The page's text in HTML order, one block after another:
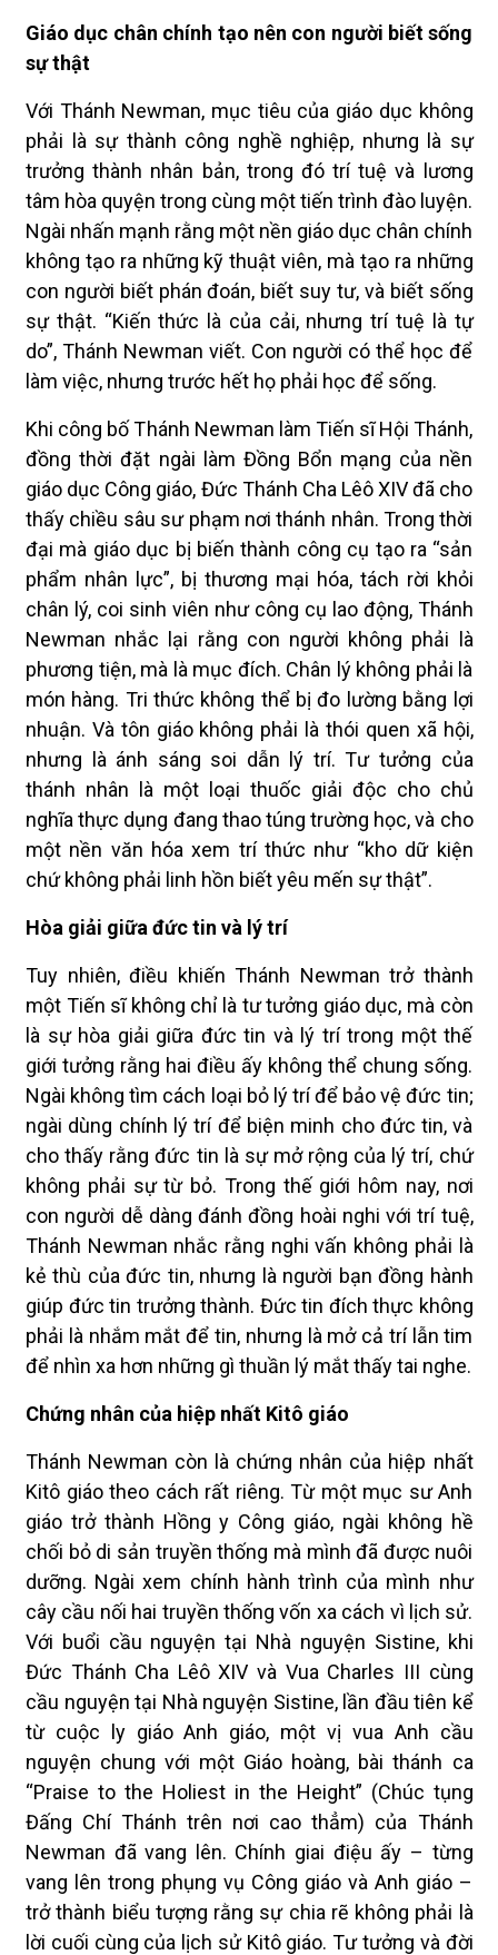
Giáo dục chân chính tạo nên con người biết sống
sự thật
Với Thánh Newman, mục tiêu của giáo dục không
phải là sự thành công nghề nghiệp, nhưng là sự
trưởng thành nhân bản, trong đó trí tuệ và lương
tâm hòa quyện trong cùng một tiến trình đào luyện.
Ngài nhấn mạnh rằng một nền giáo dục chân chính
không tạo ra những kỹ thuật viên, mà tạo ra những
con người biết phán đoán, biết suy tư, và biết sống
sự thật. “Kiến thức là của cải, nhưng trí tuệ là tự
do”, Thánh Newman viết. Con người có thể học để
làm việc, nhưng trước hết họ phải học để sống.
Khi công bố Thánh Newman làm Tiến sĩ Hội Thánh,
đồng thời đặt ngài làm Đồng Bổn mạng của nền
giáo dục Công giáo, Đức Thánh Cha Lêô XIV đã cho
thấy chiều sâu sư phạm nơi thánh nhân. Trong thời
đại mà giáo dục bị biến thành công cụ tạo ra “sản
phẩm nhân lực”, bị thương mại hóa, tách rời khỏi
chân lý, coi sinh viên như công cụ lao động, Thánh
Newman nhắc lại rằng con người không phải là
phương tiện, mà là mục đích. Chân lý không phải là
món hàng. Tri thức không thể bị đo lường bằng lợi
nhuận. Và tôn giáo không phải là thói quen xã hội,
nhưng là ánh sáng soi dẫn lý trí. Tư tưởng của
thánh nhân là một loại thuốc giải độc cho chủ
nghĩa thực dụng đang thao túng trường học, và cho
một nền văn hóa xem trí thức như “kho dữ kiện
chứ không phải linh hồn biết yêu mến sự thật”.
Hòa giải giữa đức tin và lý trí
Tuy nhiên, điều khiến Thánh Newman trở thành
một Tiến sĩ không chỉ là tư tưởng giáo dục, mà còn
là sự hòa giải giữa đức tin và lý trí trong một thế
giới tưởng rằng hai điều ấy không thể chung sống.
Ngài không tìm cách loại bỏ lý trí để bảo vệ đức tin;
ngài dùng chính lý trí để biện minh cho đức tin, và
cho thấy rằng đức tin là sự mở rộng của lý trí, chứ
không phải sự từ bỏ. Trong thế giới hôm nay, nơi
con người dễ dàng đánh đồng hoài nghi với trí tuệ,
Thánh Newman nhắc rằng nghi vấn không phải là
kẻ thù của đức tin, nhưng là người bạn đồng hành
giúp đức tin trưởng thành. Đức tin đích thực không
phải là nhắm mắt để tin, nhưng là mở cả trí lẫn tim
để nhìn xa hơn những gì thuần lý mắt thấy tai nghe.
Chứng nhân của hiệp nhất Kitô giáo
Thánh Newman còn là chứng nhân của hiệp nhất
Kitô giáo theo cách rất riêng. Từ một mục sư Anh
giáo trở thành Hồng y Công giáo, ngài không hề
chối bỏ di sản truyền thống mà mình đã được nuôi
dưỡng. Ngài xem chính hành trình của mình như
cây cầu nối hai truyền thống vốn xa cách vì lịch sử.
Với buổi cầu nguyện tại Nhà nguyện Sistine, khi
Đức Thánh Cha Lêô XIV và Vua Charles III cùng
cầu nguyện tại Nhà nguyện Sistine, lần đầu tiên kể
từ cuộc ly giáo Anh giáo, một vị vua Anh cầu
nguyện chung với một Giáo hoàng, bài thánh ca
“Praise to the Holiest in the Height” (Chúc tụng
Đấng Chí Thánh trên nơi cao thẳm) của Thánh
Newman đã vang lên. Chính giai điệu ấy – từng
vang lên trong phụng vụ Công giáo và Anh giáo –
trở thành biểu tượng rằng sự chia rẽ không phải là
lời cuối cùng của lịch sử Kitô giáo. Tư tưởng và đời